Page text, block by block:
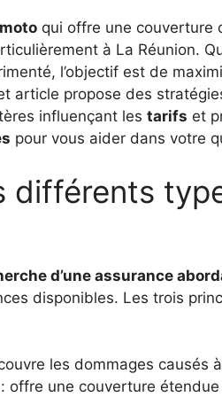
qui offre une couverture
à La Réunion.
l’objectif est de
article propose des
influençant les tarifs et
pour vous aider dans votre
différents
d’une assurance
disponibles. Les trois
les dommages causés
: offre une couverture